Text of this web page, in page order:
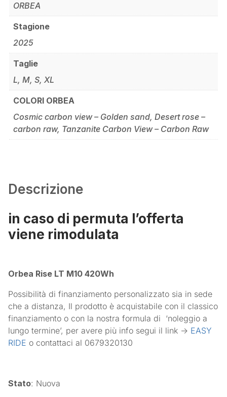
ORBEA
Stagione
2025
Taglie
L, M, S, XL
COLORI ORBEA
Cosmic carbon view – Golden sand, Desert rose –
carbon raw, Tanzanite Carbon View – Carbon Raw
Descrizione
in caso di permuta l’offerta
viene rimodulata
Orbea Rise LT M10 420Wh
Possibilità di finanziamento personalizzato sia in sede
che a distanza, Il prodotto è acquistabile con il classico
finanziamento o con la nostra formula di ‘noleggio a
lungo termine’, per avere più info segui il link -> EASY
RIDE o contattaci al 0679320130
Stato: Nuova